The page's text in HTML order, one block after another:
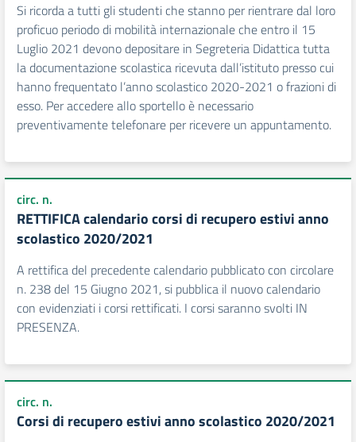
Si ricorda a tutti gli studenti che stanno per rientrare dal loro
proficuo periodo di mobilità internazionale che entro il 15
Luglio 2021 devono depositare in Segreteria Didattica tutta
la documentazione scolastica ricevuta dall’istituto presso cui
hanno frequentato l’anno scolastico 2020-2021 o frazioni di
esso. Per accedere allo sportello è necessario
preventivamente telefonare per ricevere un appuntamento.
circ. n.
RETTIFICA calendario corsi di recupero estivi anno
scolastico 2020/2021
A rettifica del precedente calendario pubblicato con circolare
n. 238 del 15 Giugno 2021, si pubblica il nuovo calendario
con evidenziati i corsi rettificati. I corsi saranno svolti IN
PRESENZA.
circ. n.
Corsi di recupero estivi anno scolastico 2020/2021